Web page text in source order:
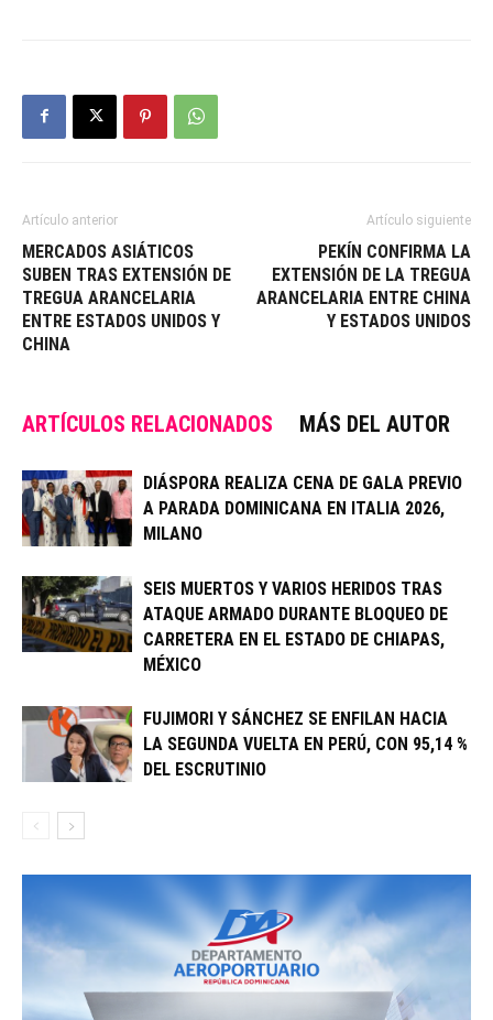
Artículo anterior
MERCADOS ASIÁTICOS
SUBEN TRAS EXTENSIÓN DE
TREGUA ARANCELARIA
ENTRE ESTADOS UNIDOS Y
CHINA
Artículo siguiente
PEKÍN CONFIRMA LA
EXTENSIÓN DE LA TREGUA
ARANCELARIA ENTRE CHINA
Y ESTADOS UNIDOS
ARTÍCULOS RELACIONADOS MÁS DEL AUTOR
DIÁSPORA REALIZA CENA DE GALA PREVIO
A PARADA DOMINICANA EN ITALIA 2026,
MILANO
SEIS MUERTOS Y VARIOS HERIDOS TRAS
ATAQUE ARMADO DURANTE BLOQUEO DE
CARRETERA EN EL ESTADO DE CHIAPAS,
MÉXICO
FUJIMORI Y SÁNCHEZ SE ENFILAN HACIA
LA SEGUNDA VUELTA EN PERÚ, CON 95,14 %
DEL ESCRUTINIO